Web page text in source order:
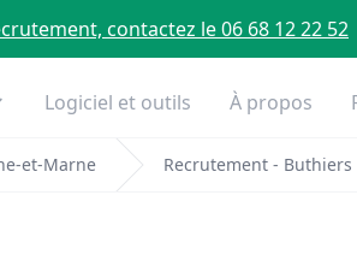
contactez le 06 68 12 22 52
Logiciel et outils À propos
et-Marne Recrutement - Buthiers